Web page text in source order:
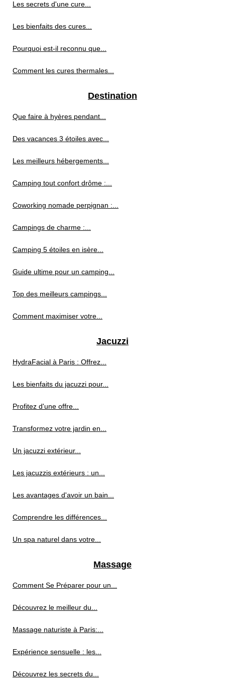
Les secrets d'une cure...
Les bienfaits des cures...
Pourquoi est-il reconnu que...
Comment les cures thermales...
Destination
Que faire à hyères pendant...
Des vacances 3 étoiles avec...
Les meilleurs hébergements...
Camping tout confort drôme :...
Coworking nomade perpignan :...
Campings de charme :...
Camping 5 étoiles en isère...
Guide ultime pour un camping...
Top des meilleurs campings...
Comment maximiser votre...
Jacuzzi
HydraFacial à Paris : Offrez...
Les bienfaits du jacuzzi pour...
Profitez d'une offre...
Transformez votre jardin en...
Un jacuzzi extérieur...
Les jacuzzis extérieurs : un...
Les avantages d'avoir un bain...
Comprendre les différences...
Un spa naturel dans votre...
Massage
Comment Se Préparer pour un...
Découvrez le meilleur du...
Massage naturiste à Paris:...
Expérience sensuelle : les...
Découvrez les secrets du...